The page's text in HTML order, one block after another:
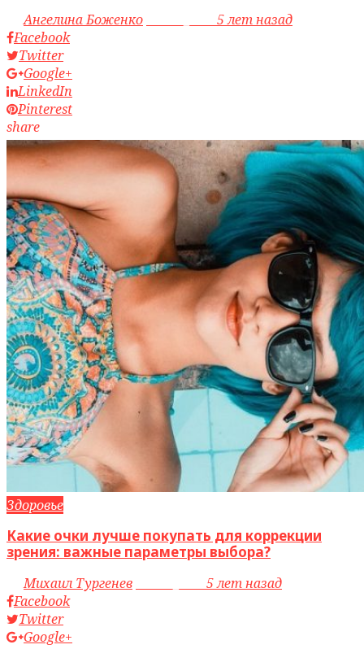
byАнгелина Боженко
5 лет назад
Facebook
Twitter
Google+
LinkedIn
Pinterest
share
Здоровье
Какие очки лучше покупать для коррекции
зрения: важные параметры выбора?
byМихаил Тургенев
5 лет назад
Facebook
Twitter
Google+